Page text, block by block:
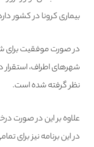
بیماری کرونا در کشور
در صورت موفقیت برای
شهرهای اطراف، استقرار
نظر گرفته شده است.
علاوه بر این در صورت
در این برنامه نیز برای